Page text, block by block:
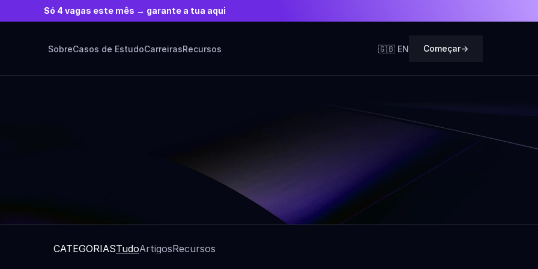
Só 4 vagas este mês → garante a tua aqui
SobreCasos de EstudoCarreirasRecursos 🇬🇧 EN Começar->
Recursos E Notícias
CATEGORIASTudoArtigosRecursos